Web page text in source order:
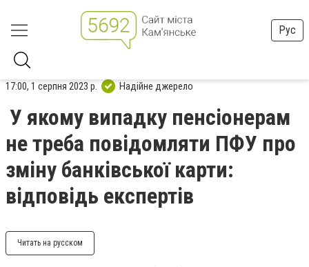
Рус
17:00, 1 серпня 2023 р. Надійне джерело
У якому випадку пенсіонерам
не треба повідомляти ПФУ про
зміну банківської карти:
відповідь експертів
Читать на русском